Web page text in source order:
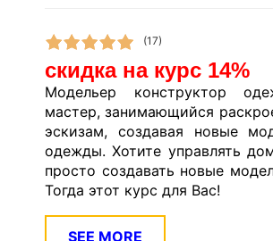
(17)
скидка на курс 14%
Модельер конструктор
мастер, занимающийся
эскизам, создавая новые
одежды. Хотите управлять
просто создавать новые
Тогда этот курс для Вас!
SEE MORE